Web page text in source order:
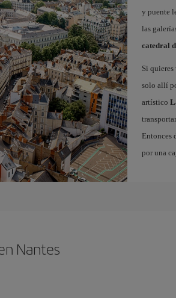
y puente
las
catedral
Si
solo allí
artístico
Entonces
por una
Nantes